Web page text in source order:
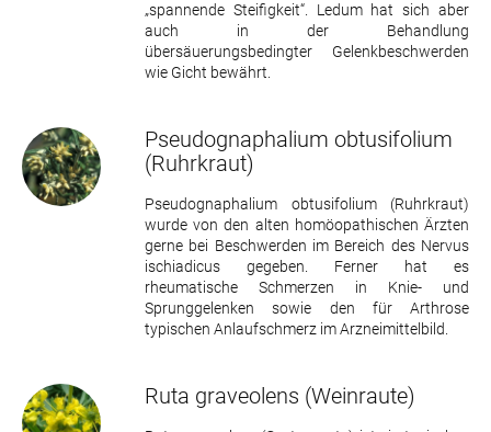
„spannende Steifigkeit“. Ledum hat sich aber
auch in der Behandlung
übersäuerungsbedingter Gelenkbeschwerden
wie Gicht bewährt.
Pseudognaphalium obtusifolium
(Ruhrkraut)
Pseudognaphalium obtusifolium (Ruhrkraut)
wurde von den alten homöopathischen Ärzten
gerne bei Beschwerden im Bereich des Nervus
ischiadicus gegeben. Ferner hat es
rheumatische Schmerzen in Knie- und
Sprunggelenken sowie den für Arthrose
typischen Anlaufschmerz im Arzneimittelbild.
Ruta graveolens (Weinraute)